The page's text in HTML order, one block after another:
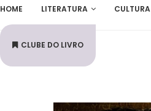
HOME LITERATURA CULTURA
CLUBE DO LIVRO